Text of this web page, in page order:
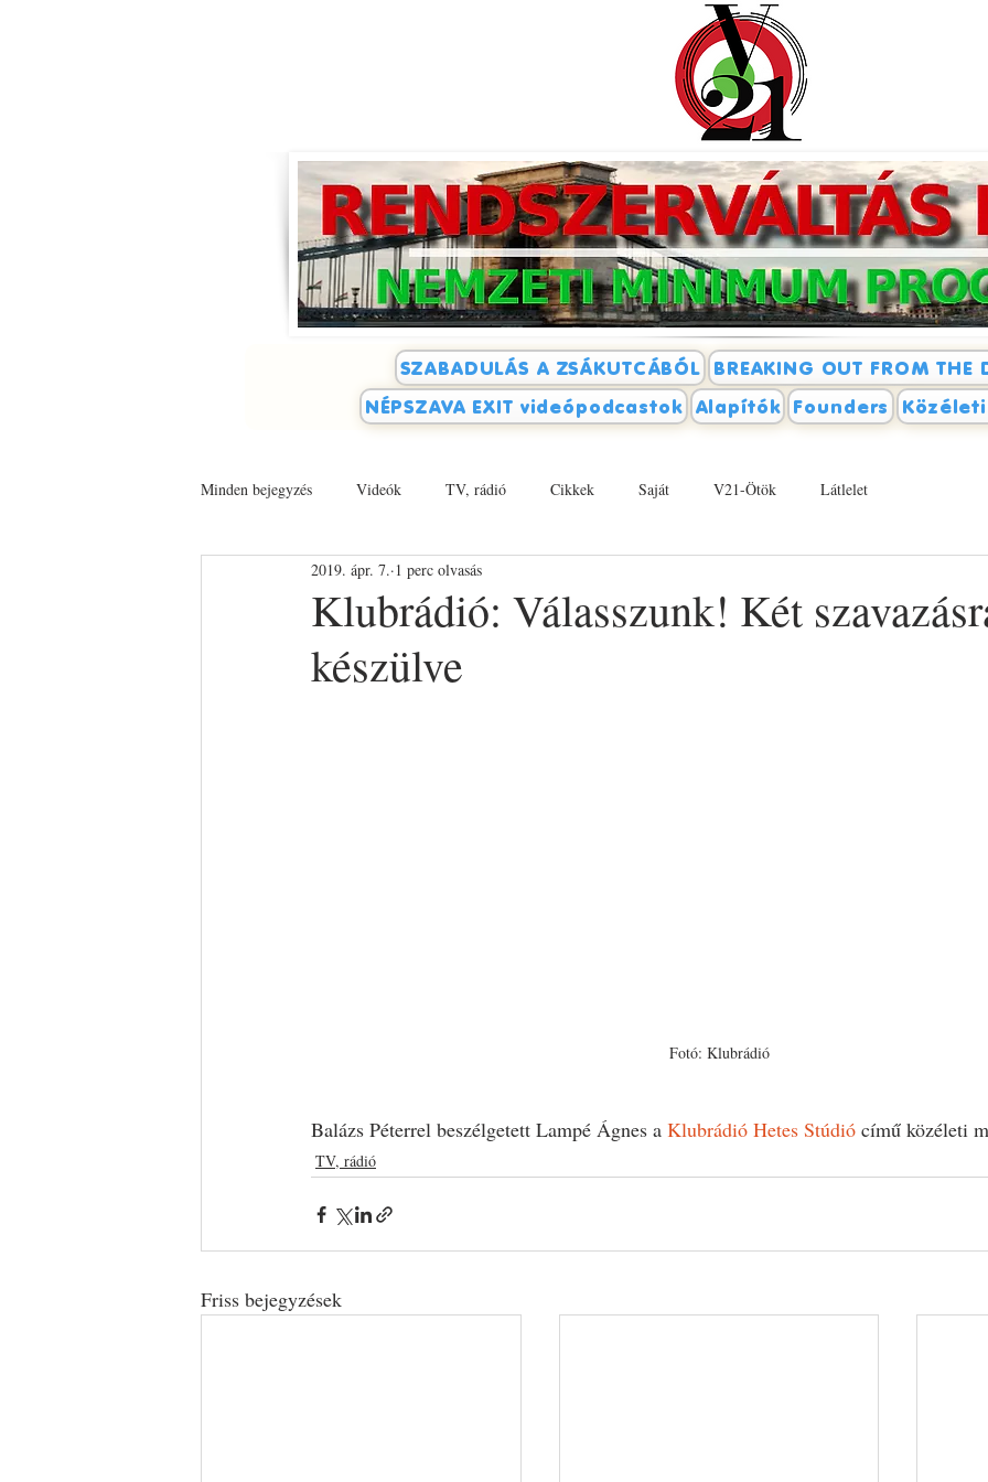
SZABADULÁS A ZSÁKUTCÁBÓL BREAKING OUT FROM THE
NÉPSZAVA EXIT videópodcastok Alapítók Founders
Minden bejegyzés Videók TV, rádió Cikkek Saját V21-Ötök Látlelet
Klubrádió: Válasszunk! Két
készülve
2019. ápr. 7. 1 perc olvasás
Fotó: Klubrádió
Balázs Péterrel beszélgetett Lampé Ágnes a Klubrádió Hetes Stúdió című közéleti
TV, rádió
Friss bejegyzések